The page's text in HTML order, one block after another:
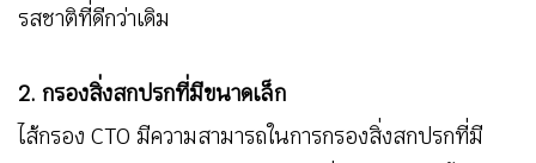
รสชาติที่ดีกว่าเดิม
2. กรองสิ่งสกปรกที่มีขนาดเล็ก
ไส้กรอง CTO มีความสามารถในการกรองสิ่งสกปรกที่มี